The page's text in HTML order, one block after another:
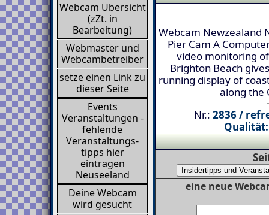
Webcam Übersicht
(zZt. in
Bearbeitung)
Webmaster und
Webcambetreiber
setze einen Link zu
dieser Seite
Events
Veranstaltungen -
fehlende
Veranstaltungs-
tipps hier
eintragen
Neuseeland
Deine Webcam
wird gesucht
Webcam Newzealand
Pier Cam A
video monitoring
Brighton Beach
running display of
along the
Nr.: 2836 /
eine neue